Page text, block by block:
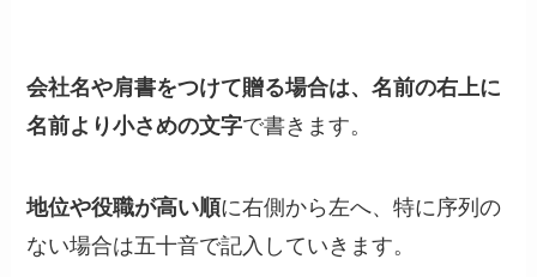
会社名や肩書をつけて贈る場合は、名前の右上に
名前より小さめの文字で書きます。
地位や役職が高い順に右側から左へ、特に序列の
ない場合は五十音で記入していきます。